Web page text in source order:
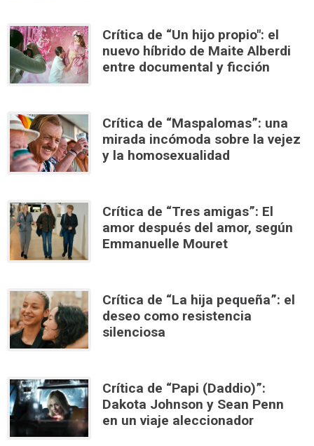
Crítica de “Un hijo propio": el
nuevo híbrido de Maite Alberdi
entre documental y ficción
Crítica de “Maspalomas”: una
mirada incómoda sobre la vejez
y la homosexualidad
Crítica de “Tres amigas”: El
amor después del amor, según
Emmanuelle Mouret
Crítica de “La hija pequeña”: el
deseo como resistencia
silenciosa
Crítica de “Papi (Daddio)”:
Dakota Johnson y Sean Penn
en un viaje aleccionador